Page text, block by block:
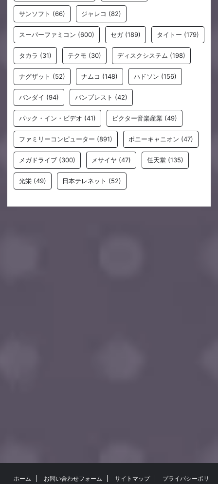
サンソフト (66) ジャレコ (82)
スーパーファミコン (600) セガ(189) タイトー (179)
タカラ (31) テクモ (30) ディスクシステム (198)
ナグザット (52) ナムコ (148) ハドソン (156)
バンダイ (94) バンプレスト (42)
パック・イン・ビデオ (41) ビクター音楽産業 (49)
ファミリーコンピューター (891) ポニーキャニオン (47)
メガドライブ (300) メサイヤ (47) 任天堂 (135)
光栄 (49) 日本テレネット (52)
ホーム お問い合わせフォーム サイトマップ プライバシーポリ